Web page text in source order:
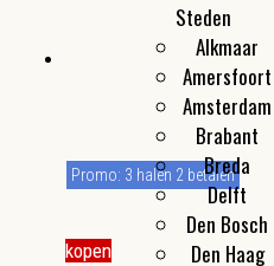
Kleine
Steden
Alkmaar
Amersfoort
Amsterdam
Brabant
Breda
Delft
Den Bosch
Den Haag
kopen
Promo: 3 halen 2 betalen